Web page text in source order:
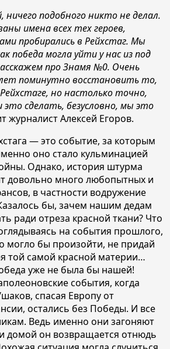
ничего подобного никто не делал.
имена всех тех героев,
пробирались в Рейхстаг. Мы
победа могла уйти у нас из под
про Знамя №0. Очень
поминутно восстановить то,
но настолько точно,
это сделать, безусловно, мы это
журналист Алексей Егоров.
— это событие, за которым
оно стало кульминацией
Однако, история штурма
довольно много любопытных и
в частности водружение
бы, зачем нашим дедам
ради отреза красной ткани? Что
на события прошлого,
могло бы произойти, не придай
той самой красной материи…
уже не была бы нашей!
события, когда
спасая Европу от
остались без Победы. И все
Ведь именно они загоняют
домой он возвращается отнюдь